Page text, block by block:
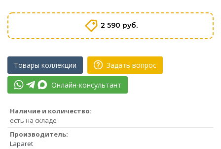
2 590 руб.
Товары коллекции Задать вопрос
Онлайн-консультант
Наличие и количество:
есть на складе
Производитель:
Laparet